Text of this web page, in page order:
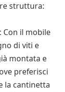
struttura:
Con il mobile
di viti e
montata e
preferisci
la cantinetta